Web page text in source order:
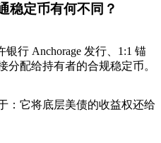
稳定币有何不同？
行 Anchorage 发行、1:1 锚
分配给持有者的合规稳定币。
：它将底层美债的收益权还给